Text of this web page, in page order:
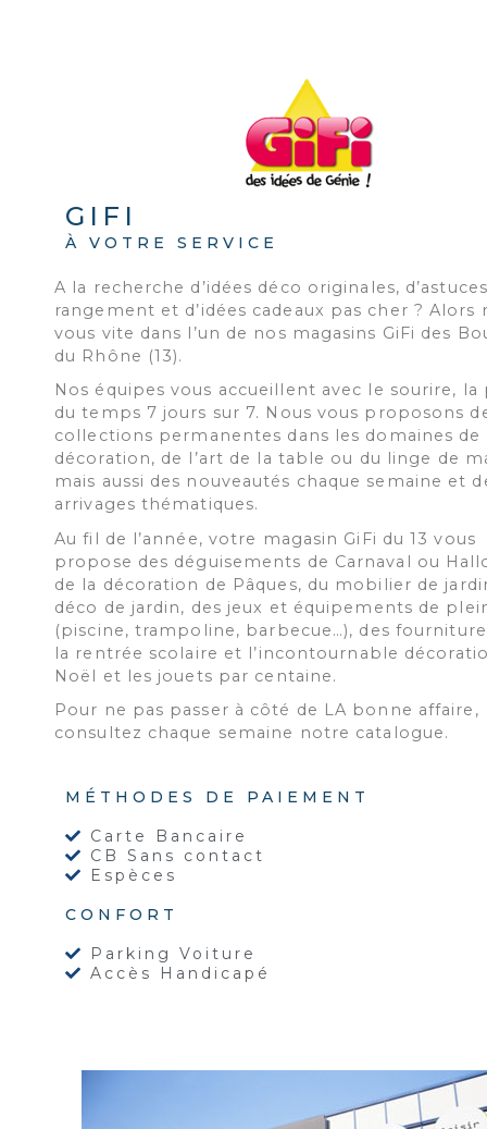
GIFI
À VOTRE SERVICE
A la recherche d’idées déco originales, d’astuces
rangement et d’idées cadeaux pas cher ? Alors
vous vite dans l’un de nos magasins GiFi des
du Rhône (13).
Nos équipes vous accueillent avec le sourire,
du temps 7 jours sur 7. Nous vous proposons
collections permanentes dans les domaines de
décoration, de l’art de la table ou du linge de
mais aussi des nouveautés chaque semaine et
arrivages thématiques.
Au fil de l’année, votre magasin GiFi du 13 vous
propose des déguisements de Carnaval ou
de la décoration de Pâques, du mobilier de
déco de jardin, des jeux et équipements de
(piscine, trampoline, barbecue…), des
la rentrée scolaire et l’incontournable
Noël et les jouets par centaine.
Pour ne pas passer à côté de LA bonne affaire,
consultez chaque semaine notre catalogue.
MÉTHODES DE PAIEMENT
Carte Bancaire
CB Sans contact
Espèces
CONFORT
Parking Voiture
Accès Handicapé